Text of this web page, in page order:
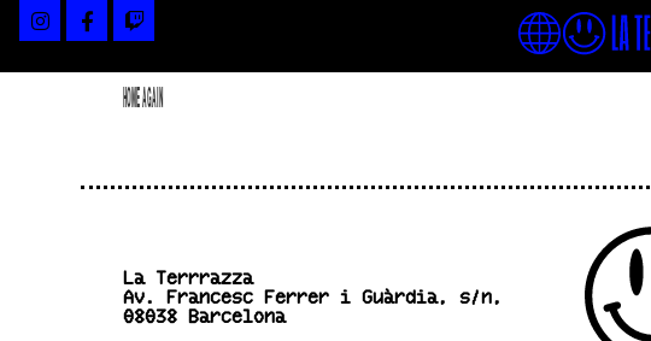
HOME AGAIN
La Terrrazza
Av. Francesc Ferrer i Guàrdia, s/n,
08038 Barcelona